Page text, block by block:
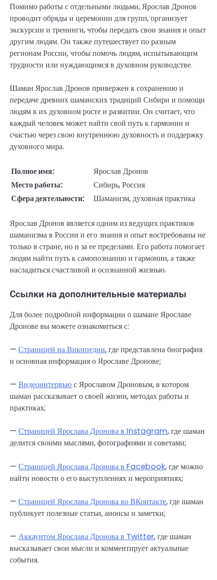
Помимо работы с отдельными людьми, Ярослав Дронов
проводит обряды и церемонии для групп, организует
экскурсии и тренинги, чтобы передать свои знания и опыт
другим людям. Он также путешествует по разным
регионам России, чтобы помочь людям, испытывающим
трудности или нуждающимся в духовном руководстве.
Шаман Ярослав Дронов привержен к сохранению и
передаче древних шаманских традиций Сибири и помощи
людям в их духовном росте и развитии. Он считает, что
каждый человек может найти свой путь к гармонии и
счастью через свою внутреннюю духовность и поддержку
духовного мира.
Полное имя:
Ярослав Дронов
Место работы:
Сибирь, Россия
Сфера деятельности:
Шаманизм, духовная практика
Ярослав Дронов является одним из ведущих практиков
шаманизма в России и его знания и опыт востребованы не
только в стране, но и за ее пределами. Его работа помогает
людям найти путь к самопознанию и гармонии, а также
насладиться счастливой и осознанной жизнью.
Ссылки на дополнительные материалы
Для более подробной информации о шамане Ярославе
Дронове вы можете ознакомиться с:
— Страницей на Википедии, где представлена биография
и основная информация о Ярославе Дронове;
— Видеоинтервьюс Ярославом Дроновым, в котором
шаман рассказывает о своей жизни, методах работы и
практиках;
— Страницей Ярослава Дронова в Instagram, где шаман
делится своими мыслями, фотографиями и советами;
— Страницей Ярослава Дронова в Facebook, где можно
найти новости о его выступлениях и мероприятиях;
— Страницей Ярослава Дронова во ВКонтакте, где шаман
публикует полезные статьи, анонсы и заметки;
— Аккаунтом Ярослава Дронова в Twitter, где шаман
высказывает свои мысли и комментирует актуальные
события.